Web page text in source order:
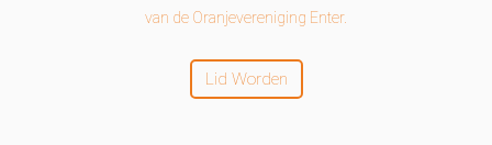
van de Oranjevereniging Enter.
Lid Worden